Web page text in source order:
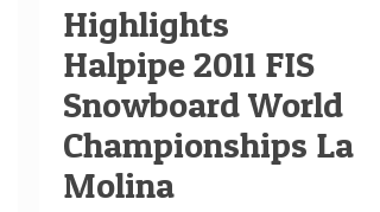
Highlights
Halpipe 2011 FIS
Snowboard World
Championships La
Molina